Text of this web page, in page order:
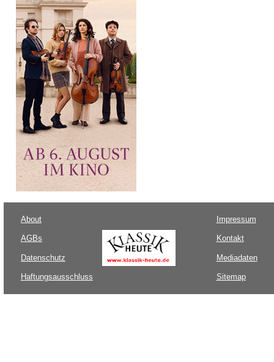
About
AGBs
Datenschutz
Haftungsausschluss
Impressum
Kontakt
Mediadaten
Sitemap